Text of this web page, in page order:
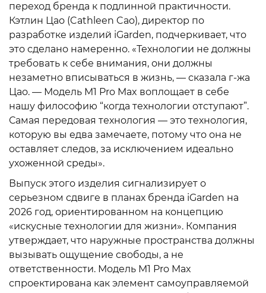
переход бренда к подлинной практичности.
Кэтлин Цао (Cathleen Cao), директор по
разработке изделий iGarden, подчеркивает, что
это сделано намеренно. «Технологии не должны
требовать к себе внимания, они должны
незаметно вписываться в жизнь, — сказала г-жа
Цао. — Модель M1 Pro Max воплощает в себе
нашу философию “когда технологии отступают”.
Самая передовая технология — это технология,
которую вы едва замечаете, потому что она не
оставляет следов, за исключением идеально
ухоженной среды».
Выпуск этого изделия сигнализирует о
серьезном сдвиге в планах бренда iGarden на
2026 год, ориентированном на концепцию
«искусные технологии для жизни». Компания
утверждает, что наружные пространства должны
вызывать ощущение свободы, а не
ответственности. Модель M1 Pro Max
спроектирована как элемент самоуправляемой